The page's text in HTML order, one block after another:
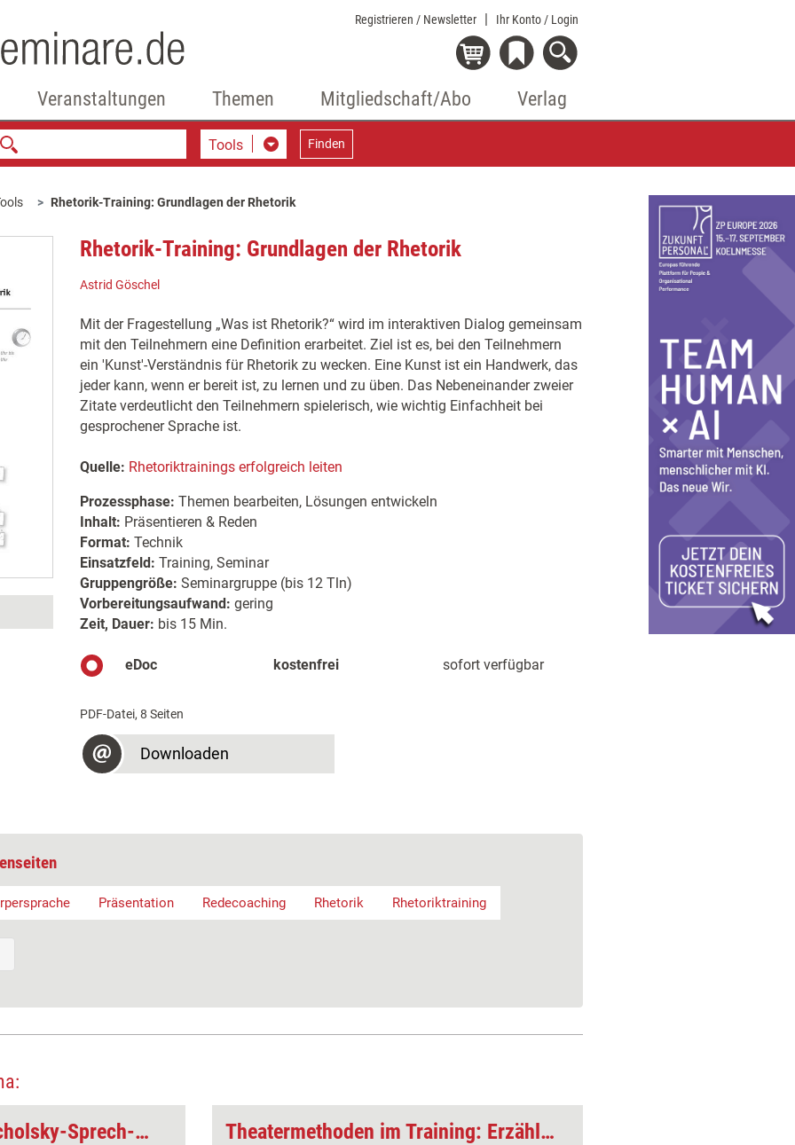
Registrieren / Newsletter Ihr Konto / Login
Veranstaltungen Themen Mitgliedschaft/Abo Verlag
Tools Finden
Rhetorik-Training: Grundlagen der Rhetorik
Rhetorik-Training: Grundlagen der Rhetorik
Astrid Göschel
Mit der Fragestellung „Was ist Rhetorik?“ wird im interaktiven Dialog gemeinsam
mit den Teilnehmern eine Definition erarbeitet. Ziel ist es, bei den Teilnehmern
ein 'Kunst'-Verständnis für Rhetorik zu wecken. Eine Kunst ist ein Handwerk, das
jeder kann, wenn er bereit ist, zu lernen und zu üben. Das Nebeneinander zweier
Zitate verdeutlicht den Teilnehmern spielerisch, wie wichtig Einfachheit bei
gesprochener Sprache ist.
Quelle: Rhetoriktrainings erfolgreich leiten
Prozessphase: Themen bearbeiten, Lösungen entwickeln
Inhalt: Präsentieren & Reden
Format: Technik
Einsatzfeld: Training, Seminar
Gruppengröße: Seminargruppe (bis 12 Tln)
Vorbereitungsaufwand: gering
Zeit, Dauer: bis 15 Min.
eDoc kostenfrei sofort verfügbar
PDF-Datei, 8 Seiten
Downloaden
Präsentation Redecoaching Rhetorik Rhetoriktraining
Rhetorik-Übung: Tucholsky-Sprech-Spiel Theatermethoden im Training: Erzähltheater